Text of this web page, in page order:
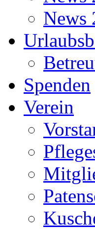
News
Spenden
Verein